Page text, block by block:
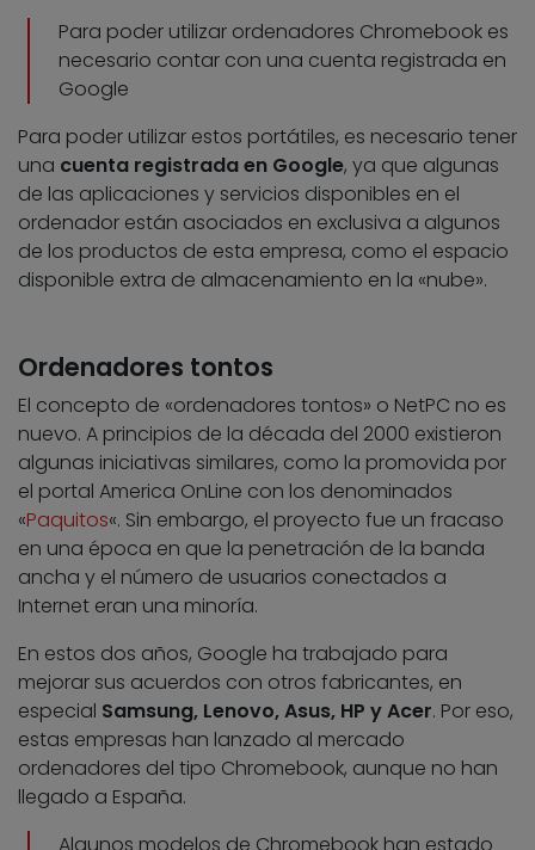
Para poder utilizar ordenadores Chromebook es
necesario contar con una cuenta registrada en
Google
Para poder utilizar estos portátiles, es necesario tener
una cuenta registrada en Google, ya que algunas
de las aplicaciones y servicios disponibles en el
ordenador están asociados en exclusiva a algunos
de los productos de esta empresa, como el espacio
disponible extra de almacenamiento en la «nube».
Ordenadores tontos
El concepto de «ordenadores tontos» o NetPC no es
nuevo. A principios de la década del 2000 existieron
algunas iniciativas similares, como la promovida por
el portal America OnLine con los denominados
«Paquitos«. Sin embargo, el proyecto fue un fracaso
en una época en que la penetración de la banda
ancha y el número de usuarios conectados a
Internet eran una minoría.
En estos dos años, Google ha trabajado para
mejorar sus acuerdos con otros fabricantes, en
especial Samsung, Lenovo, Asus, HP y Acer. Por eso,
estas empresas han lanzado al mercado
ordenadores del tipo Chromebook, aunque no han
llegado a España.